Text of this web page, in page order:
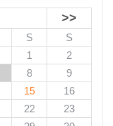
>>
S
S
1
2
8
9
15
16
22
23